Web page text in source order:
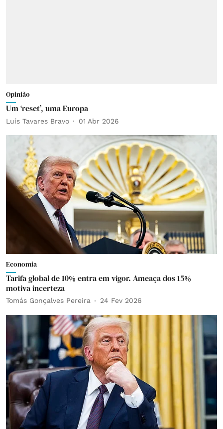
Opinião
Um ‘reset’, uma Europa
Luís Tavares Bravo 01 Abr 2026
Economia
Tarifa global de 10% entra em vigor. Ameaça dos 15%
motiva incerteza
Tomás Gonçalves Pereira 24 Fev 2026